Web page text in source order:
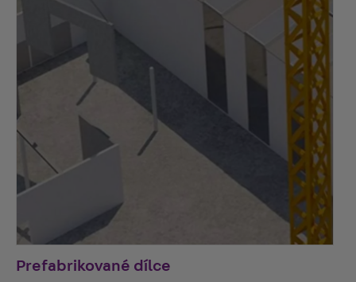
Prefabrikované dílce